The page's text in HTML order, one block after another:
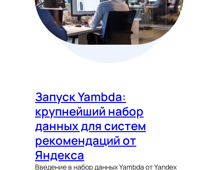
Запуск Yambda:
крупнейший набор
данных для систем
рекомендаций от
Яндекса
Введение в набор данных Yambda от Yandex